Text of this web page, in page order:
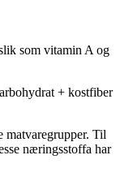
som vitamin A og
+ kostfiber
Til
nærings­stoffa har